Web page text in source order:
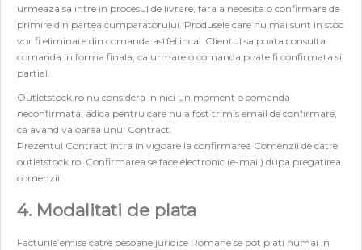
urmeaza sa intre in procesul de livrare, fara a necesita o confirmare de
primire din partea cumparatorului. Produsele care nu mai sunt in stoc
vor fi eliminate din comanda astfel incat Clientul sa poata consulta
comanda in forma finala, ca urmare o comanda poate fi confirmata si
partial.
Outletstock.ro nu considera in nici un moment o comanda
neconfirmata, adica pentru care nu a fost trimis email de confirmare,
ca avand valoarea unui Contract.
Prezentul Contract intra in vigoare la confirmarea Comenzii de catre
outletstock.ro. Confirmarea se face electronic (e-mail) dupa pregatirea
comenzii.
4. Modalitati de plata
Facturile emise catre pesoane juridice Romane se pot plati numai in